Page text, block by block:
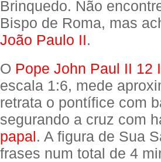
Brinquedo. Não
Bispo de Roma, mas
João Paulo II.
O Pope John Paul II 12
escala 1:6, mede
retrata o pontífice com
segurando a cruz com
papal. A figura de Sua
frases num total de 4